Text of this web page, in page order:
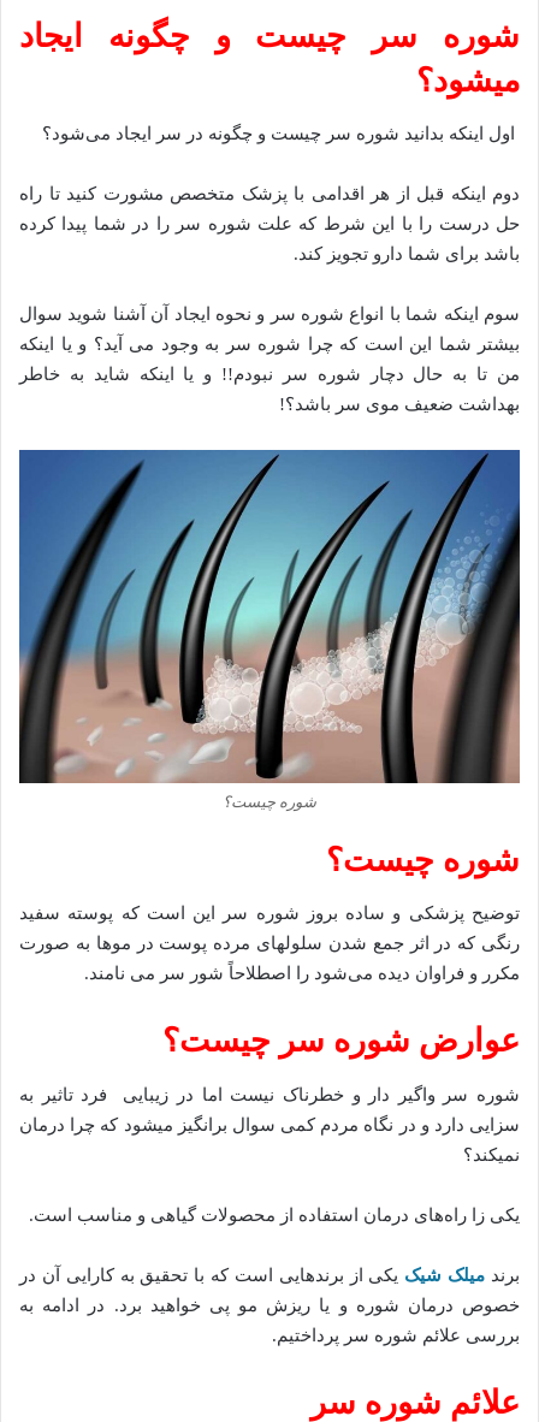
شوره سر چیست و چگونه ایجاد
میشود؟
اول اینکه بدانید شوره سر چیست و چگونه در سر ایجاد می‌شود؟
دوم اینکه قبل از هر اقدامی با پزشک متخصص مشورت کنید تا راه
حل درست را با این شرط که علت شوره سر را در شما پیدا کرده
باشد برای شما دارو تجویز کند.
سوم اینکه شما با انواع شوره سر و نحوه ایجاد آن آشنا شوید سوال
بیشتر شما این است که چرا شوره سر به وجود می آید؟ و یا اینکه
من تا به حال دچار شوره سر نبودم!! و یا اینکه شاید به خاطر
بهداشت ضعیف موی سر باشد؟!
شوره چیست؟
شوره چیست؟
توضیح پزشکی و ساده بروز شوره سر این است که پوسته سفید
رنگی که در اثر جمع شدن سلولهای مرده پوست در موها به صورت
مکرر و فراوان دیده می‌شود را اصطلاحاً شور سر می نامند.
عوارض شوره سر چیست؟
شوره سر واگیر دار و خطرناک نیست اما در زیبایی فرد تاثیر به
سزایی دارد و در نگاه مردم کمی سوال برانگیز میشود که چرا درمان
نمیکند؟
یکی زا راه‌های درمان استفاده از محصولات گیاهی و مناسب است.
برند میلک شیک یکی از برندهایی است که با تحقیق به کارایی آن در
خصوص درمان شوره و یا ریزش مو پی خواهید برد. در ادامه به
بررسی علائم شوره سر پرداختیم.
علائم شوره سر